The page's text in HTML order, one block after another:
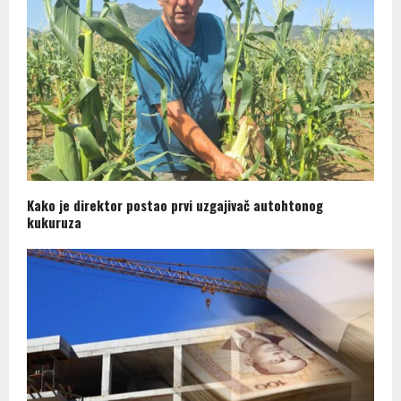
Kako je direktor postao prvi uzgajivač autohtonog
kukuruza